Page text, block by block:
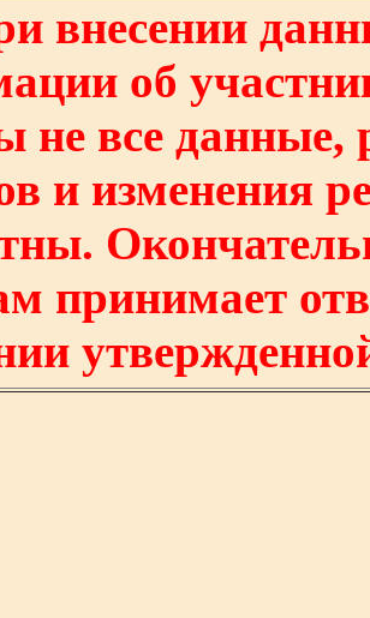
внесении
об
не все
и изменения
принимает